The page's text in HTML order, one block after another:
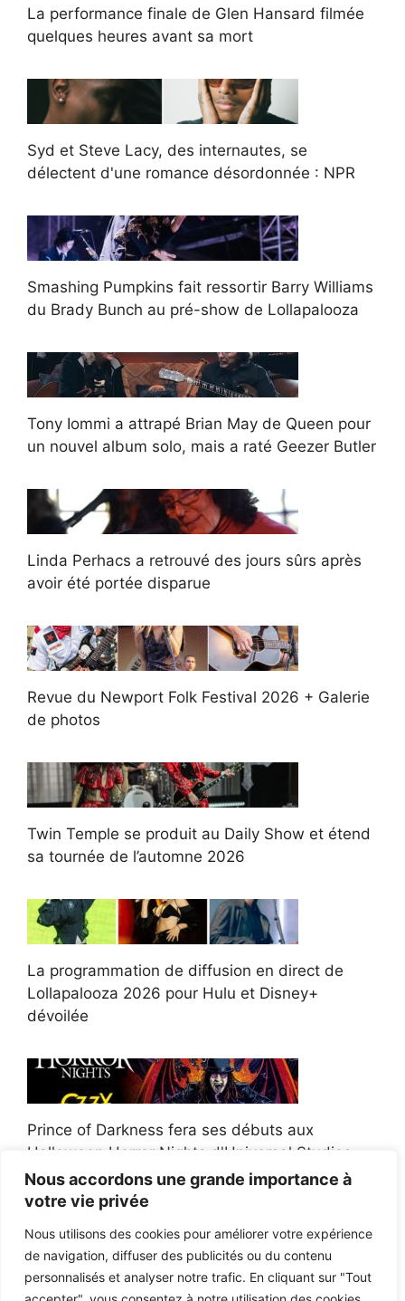
Nous accordons une grande importance à
votre vie privée
Nous utilisons des cookies pour améliorer votre expérience
de navigation, diffuser des publicités ou du contenu
personnalisés et analyser notre trafic. En cliquant sur "Tout
La performance finale de Glen Hansard filmée
quelques heures avant sa mort
Syd et Steve Lacy, des internautes, se
délectent d'une romance désordonnée : NPR
Smashing Pumpkins fait ressortir Barry Williams
du Brady Bunch au pré-show de Lollapalooza
Tony Iommi a attrapé Brian May de Queen pour
un nouvel album solo, mais a raté Geezer Butler
Linda Perhacs a retrouvé des jours sûrs après
avoir été portée disparue
Revue du Newport Folk Festival 2026 + Galerie
de photos
Twin Temple se produit au Daily Show et étend
sa tournée de l’automne 2026
La programmation de diffusion en direct de
Lollapalooza 2026 pour Hulu et Disney+
dévoilée
Prince of Darkness fera ses débuts aux
Halloween Horror Nights d'Universal Studios
Afroman poursuit un policier de l'Ohio après la
victoire du jury en diffamation